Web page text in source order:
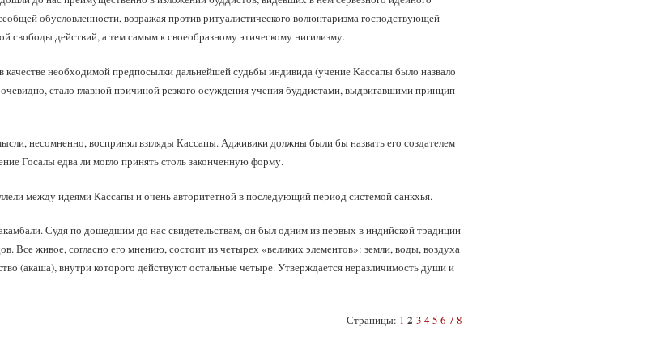
обусловленности, возражая против ритуалистического волюнтаризма господствующей
свободы действий, а тем самым к своеобразному этическому нигилизму.
качестве необходимой предпосылки дальнейшей судьбы индивида (учение Кассапы было назвало
стало главной причиной резкого осуждения учения буддистами, выдвигавшими принцип
несомненно, воспринял взгляды Кассапы. Адживики должны были бы назвать его создателем
Госалы едва ли могло принять столь законченную форму.
между идеями Кассапы и очень авторитетной в последующий период системой санкхья.
Судя по дошедшим до нас свидетельствам, он был одним из первых в индийской традиции
Все живое, согласно его мнению, состоит из четырех «великих элементов»: земли, воды, воздуха
(акаша), внутри которого действуют остальные четыре. Утверждается неразличимость души и
Страницы: 1 2 3 45 6 7 8